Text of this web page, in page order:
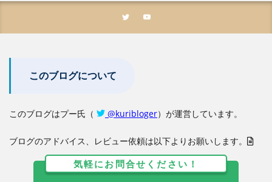
このブログについて
このブログはプー氏（ @kuribloger）が運営しています。
ブログのアドバイス、レビュー依頼は以下よりお願いします。
気軽にお問合せください！